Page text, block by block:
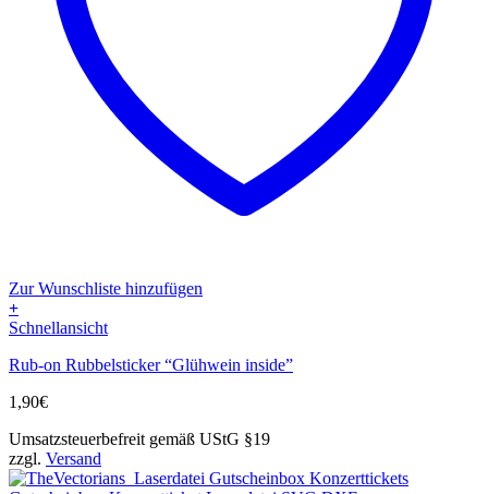
Zur Wunschliste hinzufügen
+
Schnellansicht
Rub-on Rubbelsticker “Glühwein inside”
1,90€
Umsatzsteuerbefreit gemäß UStG §19
zzgl. Versand